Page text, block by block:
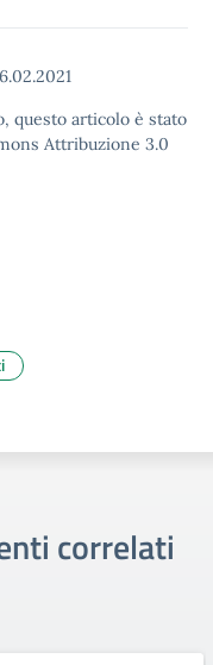
questo articolo è stato
Attribuzione 3.0
correlati